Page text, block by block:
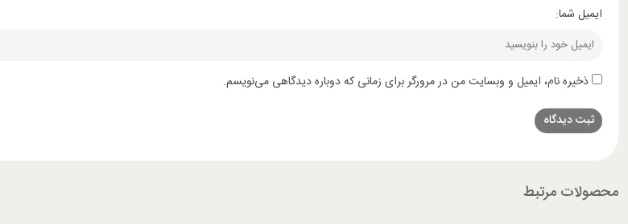
ایمیل شما:
ذخیره نام، ایمیل و وبسایت من در مرورگر برای زمانی که دوباره دیدگاهی می‌نویسم.
محصولات مرتبط